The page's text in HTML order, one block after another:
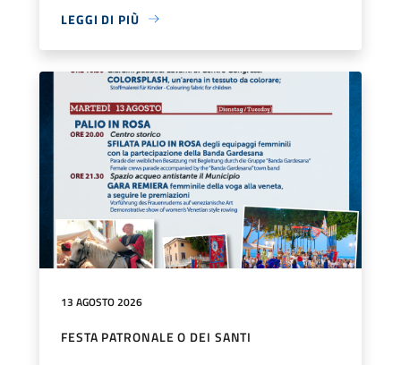
LEGGI DI PIÙ
13 AGOSTO 2026
FESTA PATRONALE O DEI SANTI